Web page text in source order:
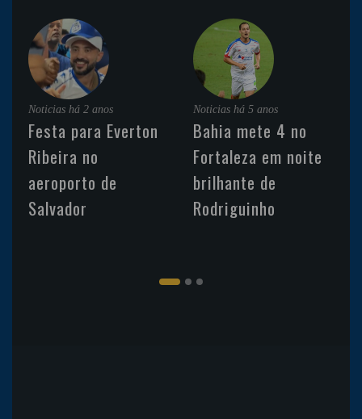
Noticias há 2 anos
Festa para Everton
Ribeira no
aeroporto de
Salvador
Noticias há 5 anos
Bahia mete 4 no
Fortaleza em noite
brilhante de
Rodriguinho